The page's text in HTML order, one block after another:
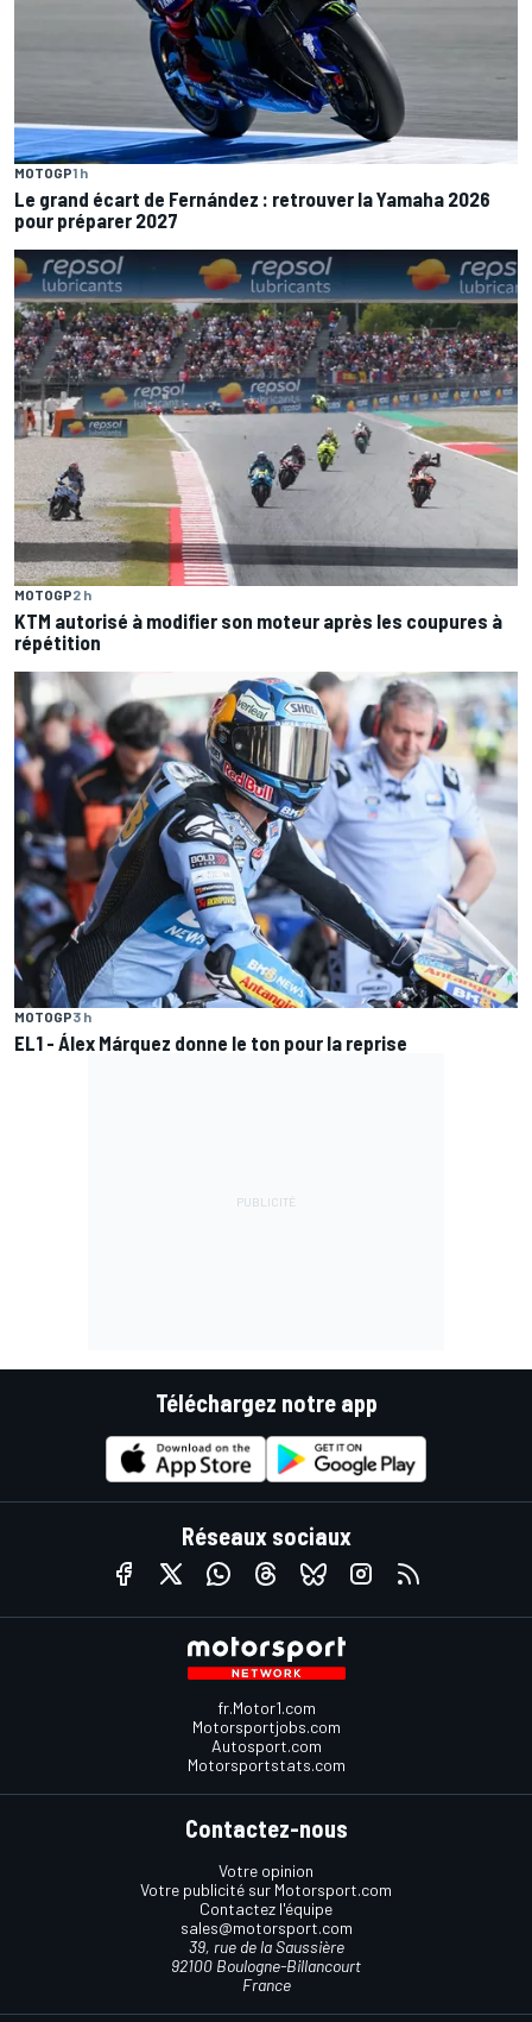
MOTOGP1 h
Le grand écart de Fernández : retrouver la Yamaha 2026
pour préparer 2027
MOTOGP2 h
KTM autorisé à modifier son moteur après les coupures à
répétition
MOTOGP3 h
EL1 - Álex Márquez donne le ton pour la reprise
Téléchargez notre app
Réseaux sociaux
fr.Motor1.com
Motorsportjobs.com
Autosport.com
Motorsportstats.com
Contactez-nous
Votre opinion
Votre publicité sur Motorsport.com
Contactez l'équipe
sales@motorsport.com
39, rue de la Saussière
92100 Boulogne-Billancourt
France